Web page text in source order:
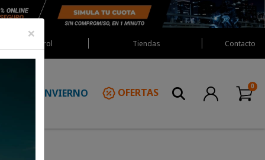
Red Castrol Tiendas Contacto
INVIERNO OFERTAS
×